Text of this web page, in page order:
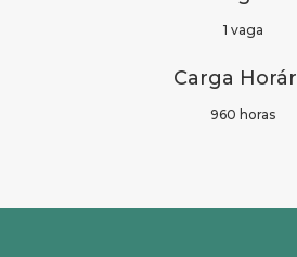
1 vaga
Carga
960 horas